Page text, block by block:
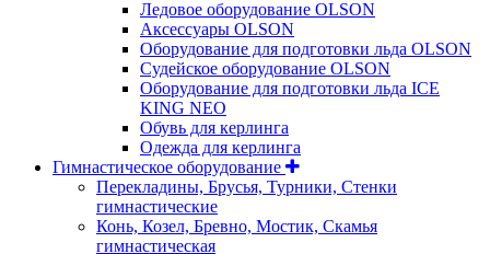
Ледовое оборудование OLSON
Аксессуары OLSON
Оборудование для подготовки льда OLSON
Судейское оборудование OLSON
Оборудование для подготовки льда ICE
KING NEO
Обувь для керлинга
Одежда для керлинга
Гимнастическое оборудование
Перекладины, Брусья, Турники, Стенки
гимнастические
Конь, Козел, Бревно, Мостик, Скамья
гимнастическая